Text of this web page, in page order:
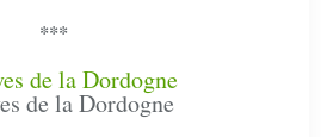
***
de la Dordogne